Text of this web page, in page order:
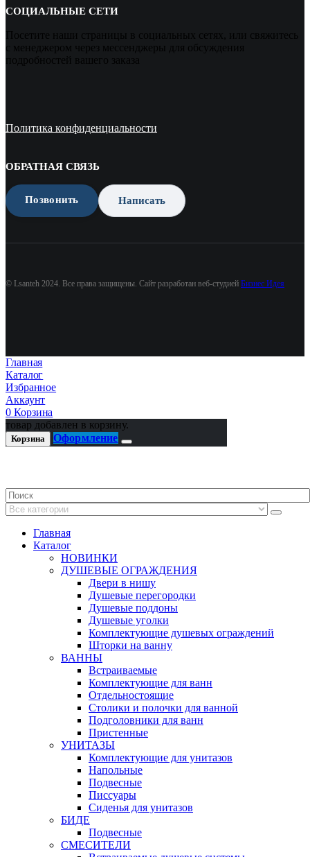
СОЦИАЛЬНЫЕ СЕТИ
Посетите наши страницы в социальных сетях, или свяжитесь
с менеджером через мессенджеры для обсуждения
подробностей вашего заказа
Политика конфиденциальности
ОБРАТНАЯ СВЯЗЬ
Позвонить Написать
© Lsanteh 2024. Все права защищены. Сайт разработан веб-студией Бизнес Идея
Главная
Каталог
Избранное
Аккаунт
0 Корзина
товар добавлен в корзину.
Корзина Оформление
Главная
Каталог
НОВИНКИ
ДУШЕВЫЕ ОГРАЖДЕНИЯ
Двери в нишу
Душевые перегородки
Душевые поддоны
Душевые уголки
Комплектующие душевых ограждений
Шторки на ванну
ВАННЫ
Встраиваемые
Комплектующие для ванн
Отдельностоящие
Столики и полочки для ванной
Подголовники для ванн
Пристенные
УНИТАЗЫ
Комплектующие для унитазов
Напольные
Подвесные
Писсуары
Сиденья для унитазов
БИДЕ
Подвесные
СМЕСИТЕЛИ